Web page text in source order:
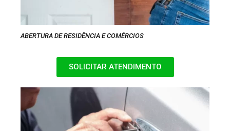
ABERTURA DE RESIDÊNCIA E COMÉRCIOS
SOLICITAR ATENDIMENTO